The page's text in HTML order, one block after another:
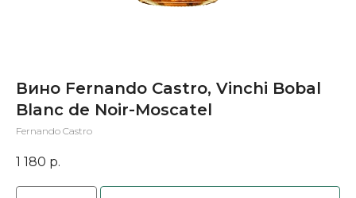
Вино Fernando Castro, Vinchi Bobal
Blanc de Noir-Moscatel
Fernando Castro
1 180 р.